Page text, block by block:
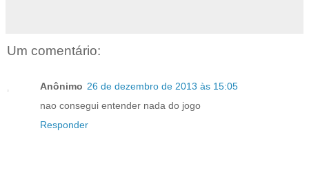
Um comentário:
Anônimo 26 de dezembro de 2013 às 15:05
nao consegui entender nada do jogo
Responder